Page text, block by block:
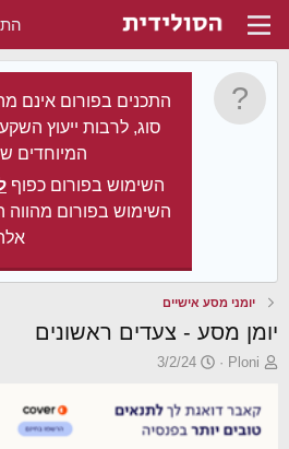
התכנים בפורום אינם
סוג, לרבות ייעוץ
המיוחדים
השימוש בפורום כפוף
השימוש בפורום
יומני מסע אישיים
יומן מסע - צעדים ראשונים
פ
ח
ה
Ploni
פ
ס
ם
3/2/24